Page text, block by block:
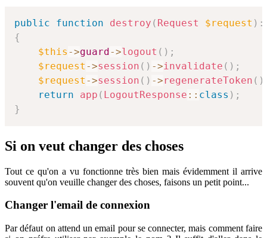
public function destroy ( Request $request ) :
{
$this ->guard->logout ( ) ;
$request ->session ( ) ->invalidate ( ) ;
$request ->session ( ) ->regenerateToken ( )
return
app ( LogoutResponse :: class ) ;
}
Si on veut changer des choses
Tout ce qu'on a vu fonctionne très bien mais évidemment il arrive
souvent qu'on veuille changer des choses, faisons un petit point...
Changer l'email de connexion
Par défaut on attend un email pour se connecter, mais comment faire